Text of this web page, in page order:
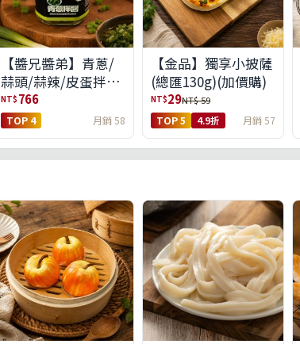
【醬兄醬弟】青蔥/
蒜頭/蒜辣/皮蛋拌醬
4件任選(免運組)
NT$ 766
TOP 4 月銷 58
【金品】獨享小披薩
(總匯130g)(加價購)
NT$29NT$ 59
TOP 5 4.9折 月銷 57